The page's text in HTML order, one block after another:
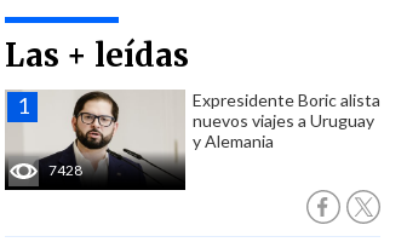
Las + leídas
7428
Expresidente Boric alista
nuevos viajes a Uruguay
y Alemania